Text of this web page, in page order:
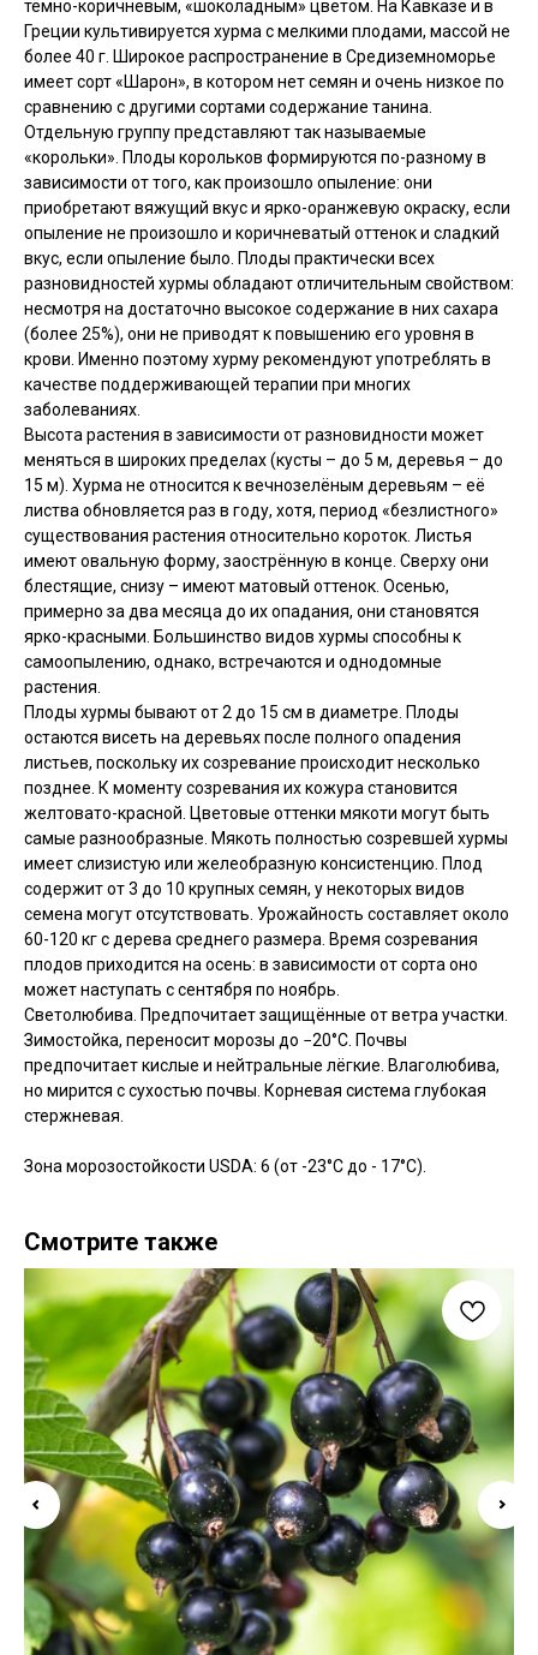
тёмно-коричневым, «шоколадным» цветом. На Кавказе и в
Греции культивируется хурма с мелкими плодами, массой не
более 40 г. Широкое распространение в Средиземноморье
имеет сорт «Шарон», в котором нет семян и очень низкое по
сравнению с другими сортами содержание танина.
Отдельную группу представляют так называемые
«корольки». Плоды корольков формируются по-разному в
зависимости от того, как произошло опыление: они
приобретают вяжущий вкус и ярко-оранжевую окраску, если
опыление не произошло и коричневатый оттенок и сладкий
вкус, если опыление было. Плоды практически всех
разновидностей хурмы обладают отличительным свойством:
несмотря на достаточно высокое содержание в них сахара
(более 25%), они не приводят к повышению его уровня в
крови. Именно поэтому хурму рекомендуют употреблять в
качестве поддерживающей терапии при многих
заболеваниях.
Высота растения в зависимости от разновидности может
меняться в широких пределах (кусты – до 5 м, деревья – до
15 м). Хурма не относится к вечнозелёным деревьям – её
листва обновляется раз в году, хотя, период «безлистного»
существования растения относительно короток. Листья
имеют овальную форму, заострённую в конце. Сверху они
блестящие, снизу – имеют матовый оттенок. Осенью,
примерно за два месяца до их опадания, они становятся
ярко-красными. Большинство видов хурмы способны к
самоопылению, однако, встречаются и однодомные
растения.
Плоды хурмы бывают от 2 до 15 см в диаметре. Плоды
остаются висеть на деревьях после полного опадения
листьев, поскольку их созревание происходит несколько
позднее. К моменту созревания их кожура становится
желтовато-красной. Цветовые оттенки мякоти могут быть
самые разнообразные. Мякоть полностью созревшей хурмы
имеет слизистую или желеобразную консистенцию. Плод
содержит от 3 до 10 крупных семян, у некоторых видов
семена могут отсутствовать. Урожайность составляет около
60-120 кг с дерева среднего размера. Время созревания
плодов приходится на осень: в зависимости от сорта оно
может наступать с сентября по ноябрь.
Светолюбива. Предпочитает защищённые от ветра участки.
Зимостойка, переносит морозы до −20°C. Почвы
предпочитает кислые и нейтральные лёгкие. Влаголюбива,
но мирится с сухостью почвы. Корневая система глубокая
стержневая.
Зона морозостойкости USDA: 6 (от -23°C до - 17°C).
Смотрите также